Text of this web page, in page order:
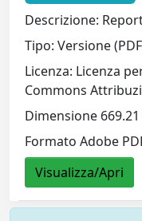
Descrizione:
Tipo: Versione
Licenza: Licenza
Commons
Dimensione
Formato Adobe
Visualizza/Apri